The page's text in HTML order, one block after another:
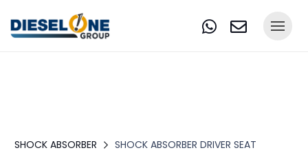
SHOCK ABSORBER SHOCK ABSORBER DRIVER SEAT